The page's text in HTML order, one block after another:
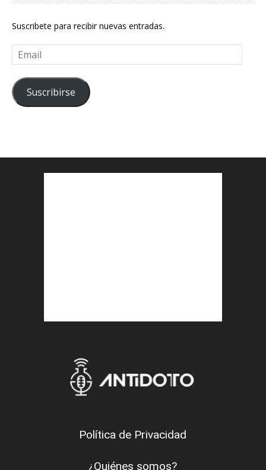
Suscribete para recibir nuevas entradas.
Email
Suscribirse
Política de Privacidad
¿Quiénes somos?